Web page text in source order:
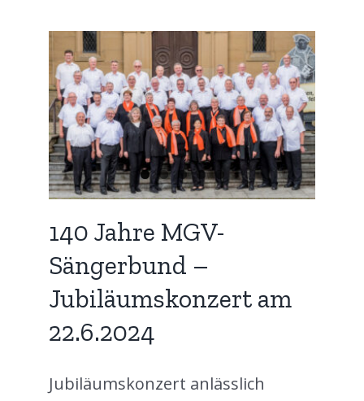
140 Jahre MGV-
Sängerbund –
Jubiläumskonzert am
22.6.2024
Jubiläumskonzert anlässlich